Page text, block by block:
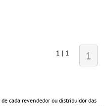
1 | 1 1
cada revendedor ou distribuidor das